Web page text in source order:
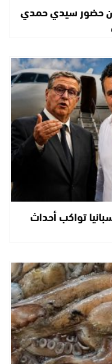
حضور سيدي حمدي
تواكب أحداث